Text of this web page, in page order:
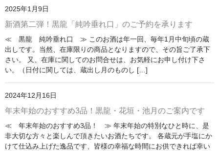
2025年1月9日
新酒第二弾！黒龍「純吟垂れ口」のご予約を承ります
≪ 黒龍 純吟垂れ口 ≫ このお酒は年一回、毎年1月中旬頃の蔵
出しです。当然、在庫限りの商品となりますので、その旨ご了承下
さい。 又、在庫に関してのお問合せは、お気軽にお申し付け下さ
い。（日付に関しては、蔵出し月のものし […]
2024年12月16日
年末年始のおすすめ3品！黒龍・花垣・池月のご案内です
≪ 年末年始のおすすめ3品！ ≫ 年末年始の特別なひと時に、是
非大切な方々と楽しんで頂きたいお酒たちです。 各蔵元が手塩にか
けて仕込み上げた逸品です、皆様の幸福な時間にお供できれば幸い